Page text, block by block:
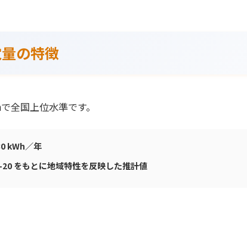
の特徴
全国上位水準です。
kWh／年
をもとに地域特性を反映した推計値